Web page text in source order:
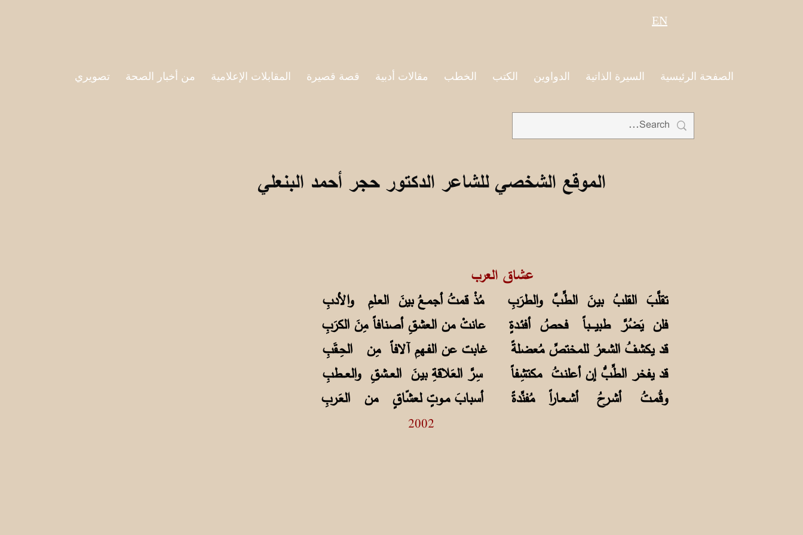
EN
الصفحة الرئيسية السيرة الذاتية الدواوين الكتب الخطب مقالات أدبية قصة قصيرة المقابلات الإعلامية من أخبار الصحة تصويري
الموقع الشخصي للشاعر الدكتور حجر أحمد البنعلي
عشاق العرب
تقلَّبَ القلبُ بيـنَ الطِّبَّ والطرَبِ مُذْ قمتُ أجمـعُ بينَ العـلمِ والأدبِ
فلن يَضُرَّ طبيــــباً فحصُ أفئـدةٍ عانتْ من العشقِ أصنافاً مِنَ الكرَبِ
قد يكشفُ الشعرُ للمختصِّ مُعضلةً غابت عن الفـهمِ آلافاً مِن الحِـقَبِ
قد يفخر الطِّبُّ إن أعلنـتُ مكتشِفاً سِرَّ العَلاقةِ بيـنَ العــشقِ والعــطبِ
وقُمـتُ أشـرحُ أشـعـاراً مُفنِّدةً أسبابَ مـوتٍ لعشّاقٍ من العَـربِ